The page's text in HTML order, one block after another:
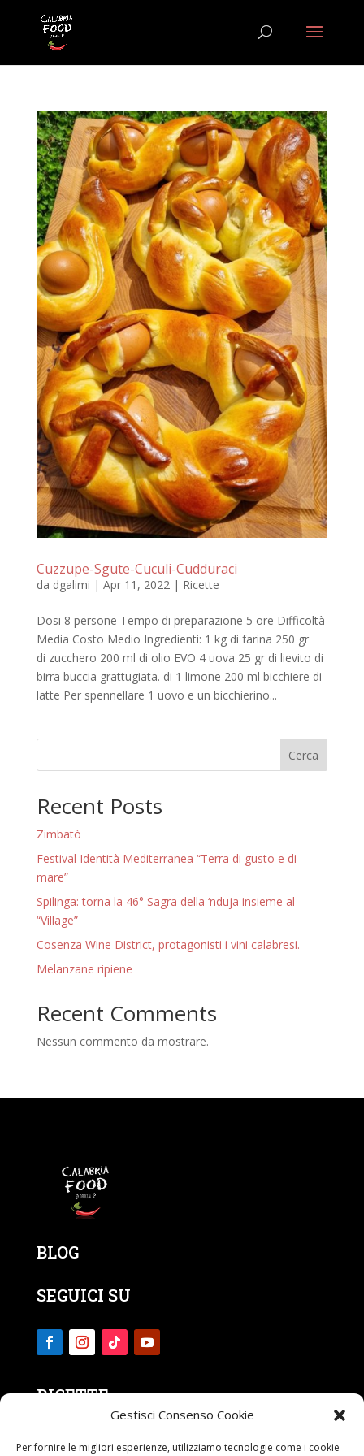
Gestisci Consenso Cookie
Per fornire le migliori esperienze, utilizziamo tecnologie come i cookie
Cuzzupe-Sgute-Cuculi-Cudduraci
da dgalimi | Apr 11, 2022| Ricette
Dosi 8 persone Tempo di preparazione 5 ore Difficoltà
Media Costo Medio Ingredienti: 1 kg di farina 250 gr
di zucchero 200 ml di olio EVO 4 uova 25 gr di lievito di
birra buccia grattugiata. di 1 limone 200 ml bicchiere di
latte Per spennellare 1 uovo e un bicchierino...
Cerca
Recent Posts
Zimbatò
Festival Identità Mediterranea “Terra di gusto e di
mare”
Spilinga: torna la 46° Sagra della ‘nduja insieme al
“Village”
Cosenza Wine District, protagonisti i vini calabresi.
Melanzane ripiene
Recent Comments
Nessun commento da mostrare.
BLOG
SEGUICI SU
RICETTE
CONTATTI